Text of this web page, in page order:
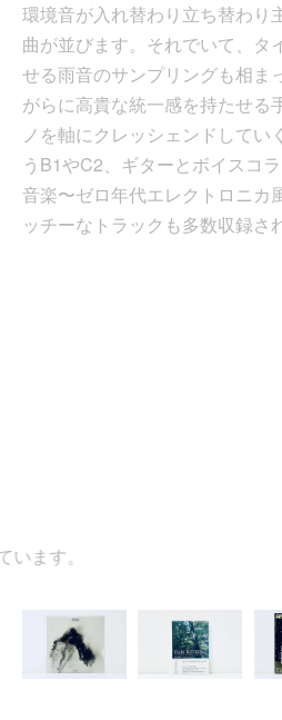
環境音が入れ替わり立ち替わり
曲が並びます。それでいて、タ
せる雨音のサンプリングも相ま
がらに高貴な統一感を持たせる
ノを軸にクレッシェンドしてい
うB1やC2、ギターとボイスコ
音楽〜ゼロ年代エレクトロニカ
ッチーなトラックも多数収録さ
ます。